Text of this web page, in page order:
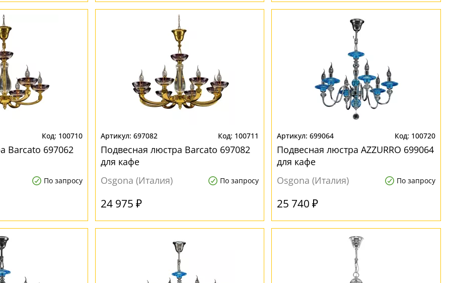
100710
Barcato 697062
По запросу
697082 100711
Подвесная люстра Barcato 697082
для кафе
Osgona (Италия)
По запросу
24 975 ₽
699064 100720
Подвесная люстра AZZURRO 699064
для кафе
Osgona (Италия)
По запросу
25 740 ₽